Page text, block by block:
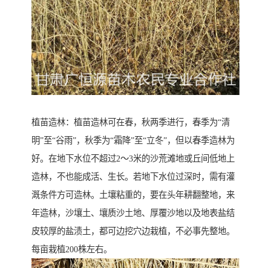
植苗造林：植苗造林可在春，秋两季进行，春季为“清
明”至“谷雨”，秋季为“霜降”至“立冬”，但以春季造林为
好。在地下水位不超过2～3米的沙荒滩地或丘间低地上
造林，不也能成活、生长。若地下水位过深时，需有灌
溉条件方可造林。土壤粘重的，要在头年耕翻整地，来
年造林，沙壤土、壤质沙土地、厚覆沙地以及地表盐结
皮较厚的盐渍土，都可边挖穴边栽植，不必事先整地。
每亩栽植200株左右。